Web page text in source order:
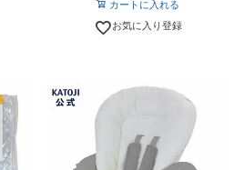
カートに入れる
お気に入り登録